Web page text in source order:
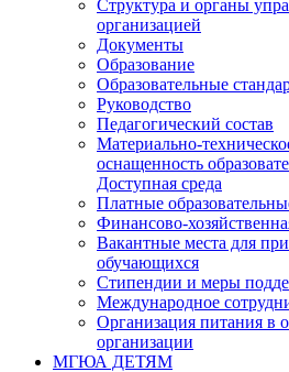
Структура и органы
организацией
Документы
Образование
Образовательные
Руководство
Педагогический состав
Материально-
оснащенность
Доступная среда
Платные
Финансово-
Вакантные места для
обучающихся
Стипендии и меры
Международное
Организация питания в
организации
МГЮА ДЕТЯМ